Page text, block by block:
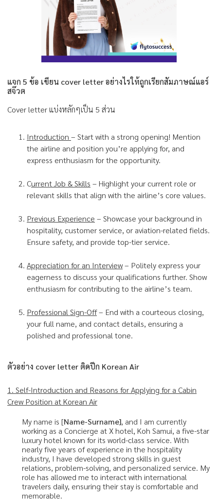
แจก 5 ข้อ เขียน cover letter อย่างไรให้ถูกเรียกสัมภาษณ์แอร์
สจ๊วต
Cover letter แบ่งหลักๆเป็น 5 ส่วน
Introduction – Start with a strong opening! Mention
the airline and position you’re applying for, and
express enthusiasm for the opportunity.
Current Job & Skills – Highlight your current role or
relevant skills that align with the airline’s core values.
Previous Experience – Showcase your background in
hospitality, customer service, or aviation-related fields.
Ensure safety, and provide top-tier service.
Appreciation for an Interview– Politely express your
eagerness to discuss your qualifications further. Show
enthusiasm for contributing to the airline’s team.
Professional Sign-Off– End with a courteous closing,
your full name, and contact details, ensuring a
polished and professional tone.
ตัวอย่าง cover letter ติดปีก Korean Air
1. Self-Introduction and Reasons for Applying for a Cabin
Crew Position at Korean Air
My name is [Name-Surname], and I am currently
working as a Concierge at X hotel, Koh Samui, a five-star
luxury hotel known for its world-class service. With
nearly five years of experience in the hospitality
industry, I have developed strong skills in guest
relations, problem-solving, and personalized service. My
role has allowed me to interact with international
travelers daily, ensuring their stay is comfortable and
memorable.